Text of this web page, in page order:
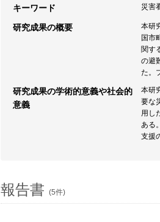
キーワード 災害
研究成果の概要
本研
国市
関す
の避
た。
研究成果の学術的意義や社会的
意義
本研
要な
用し
ある
支援
報告書 (5件)